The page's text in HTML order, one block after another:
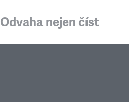
Odvaha nejen číst